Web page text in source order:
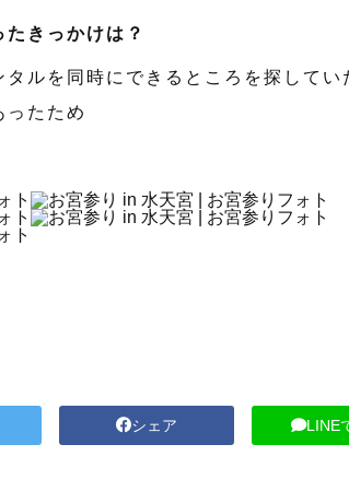
きっかけは？
ルを同時にできるところを探してい
ったため
シェア LINE